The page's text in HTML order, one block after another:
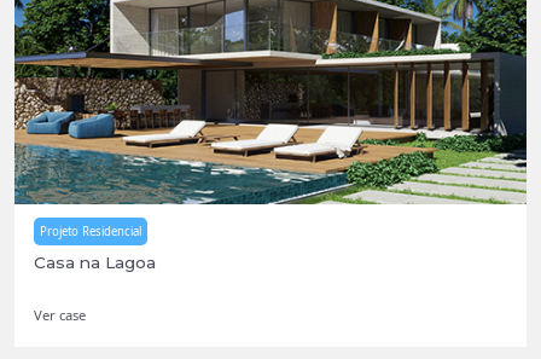
Projeto Residencial
Casa na Lagoa
Ver case